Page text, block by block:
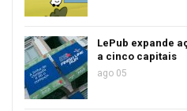
LePub expande
a cinco capitais
ago 05